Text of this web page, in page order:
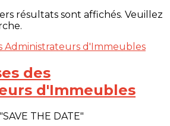
résultats sont affichés. Veuillez
des
d'Immeubles
THE DATE"